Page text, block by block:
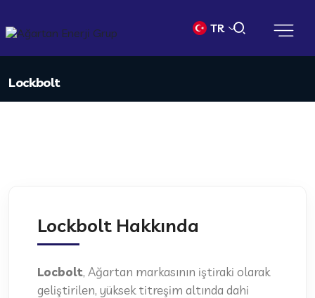
TR
Lockbolt
Lockbolt Hakkında
Locbolt, Ağartan markasının iştiraki olarak
geliştirilen, yüksek titreşim altında dahi